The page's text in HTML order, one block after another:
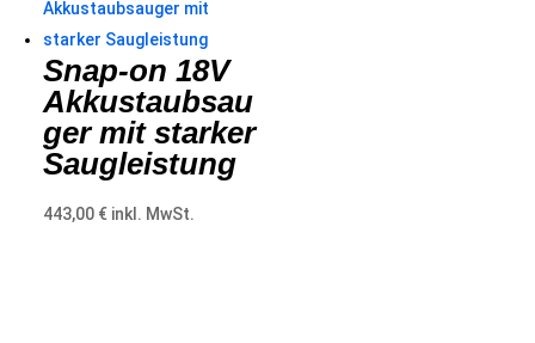
Snap-on 18V
Akkustaubsau
ger mit starker
Saugleistung
443,00 € inkl. MwSt.